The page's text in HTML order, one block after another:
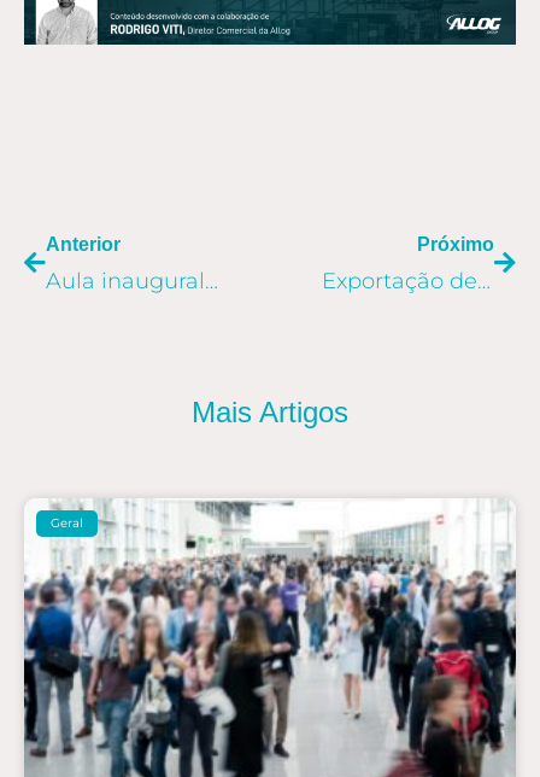
Anterior
Aula inaugural do Allog dá início à
Próximo
Exportação de máquinas agrícolas: do Brasil para o Cazaquistão
Mais Artigos
Geral